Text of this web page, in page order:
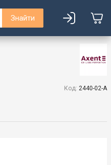
Знайти
Код: 2440-02-A